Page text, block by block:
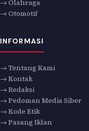
→ Olahraga
→ Otomotif
INFORMASI
→ Tentang Kami
→ Kontak
→ Redaksi
→ Pedoman Media Siber
→ Kode Etik
→ Pasang Iklan